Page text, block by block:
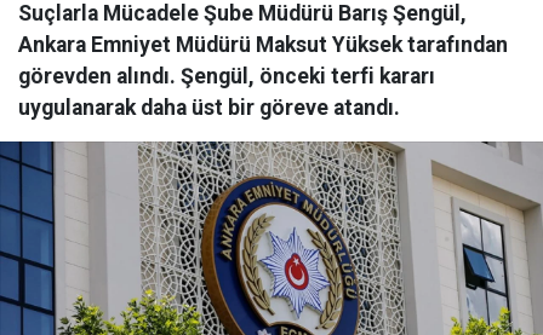
Suçlarla Mücadele Şube Müdürü Barış Şengül,
Ankara Emniyet Müdürü Maksut Yüksek tarafından
görevden alındı. Şengül, önceki terfi kararı
uygulanarak daha üst bir göreve atandı.